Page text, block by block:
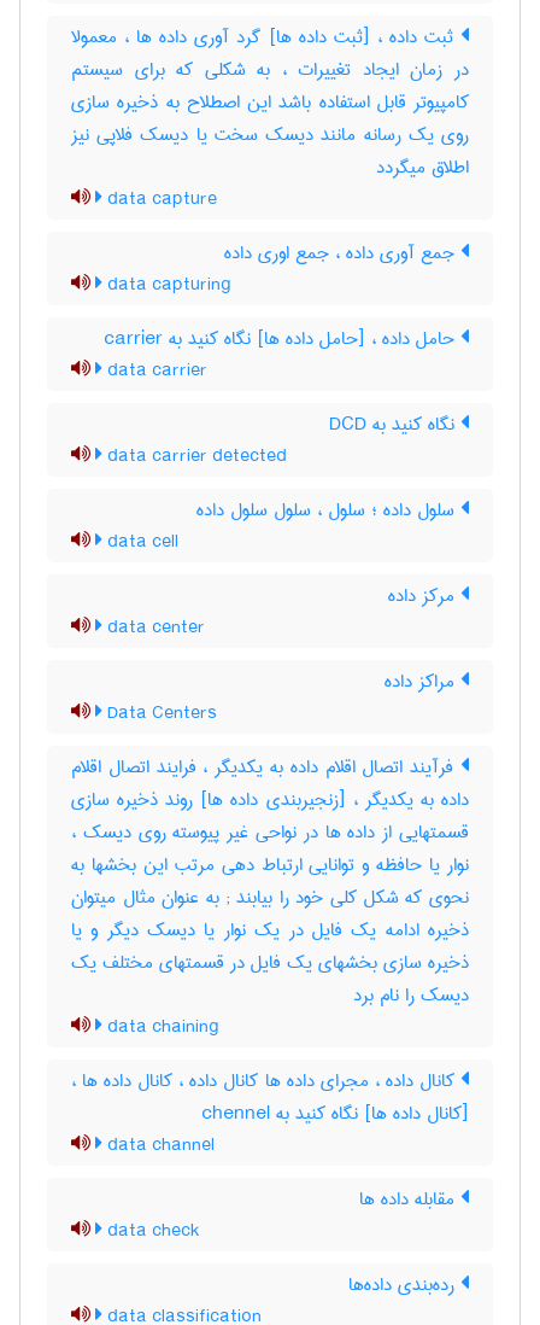
ثبت داده ، [ثبت داده ها] گرد آوری داده ها ، معمولا
در زمان ایجاد تغییرات ، به شکلی که برای سیستم
کامپیوتر قابل استفاده باشد این اصطلاح به ذخیره سازی
روی یک رسانه مانند دیسک سخت یا دیسک فلاپی نیز
اطلاق میگردد
data capture
جمع آوری داده ، جمع اوری داده
data capturing
حامل داده ، [حامل داده ها] نگاه کنید به ‎ carrier
data carrier
نگاه کنید به ‎ DCD
data carrier detected
سلول داده ؛ سلول ، سلول سلول داده
data cell
مرکز داده
data center
مراکز داده
Data Centers
فرآیند اتصال اقلام داده به یکدیگر ، فرایند اتصال اقلام
داده به یکدیگر ، [زنجیربندی داده ها] روند ذخیره سازی
قسمتهایی از داده ها در نواحی غیر پیوسته روی دیسک ،
نوار یا حافظه و توانایی ارتباط دهی مرتب این بخشها به
نحوی که شکل کلی خود را بیابند‎ ; به عنوان مثال میتوان
ذخیره ادامه یک فایل در یک نوار یا دیسک دیگر و یا
ذخیره سازی بخشهای یک فایل در قسمتهای مختلف یک
دیسک را نام برد
data chaining
کانال داده ، مجرای داده ها کانال داده ، کانال داده ها ،
[کانال داده ها] نگاه کنید به ‎ chennel
data channel
مقابله داده ها
data check
رده‌بندی داده‌ها
data classification